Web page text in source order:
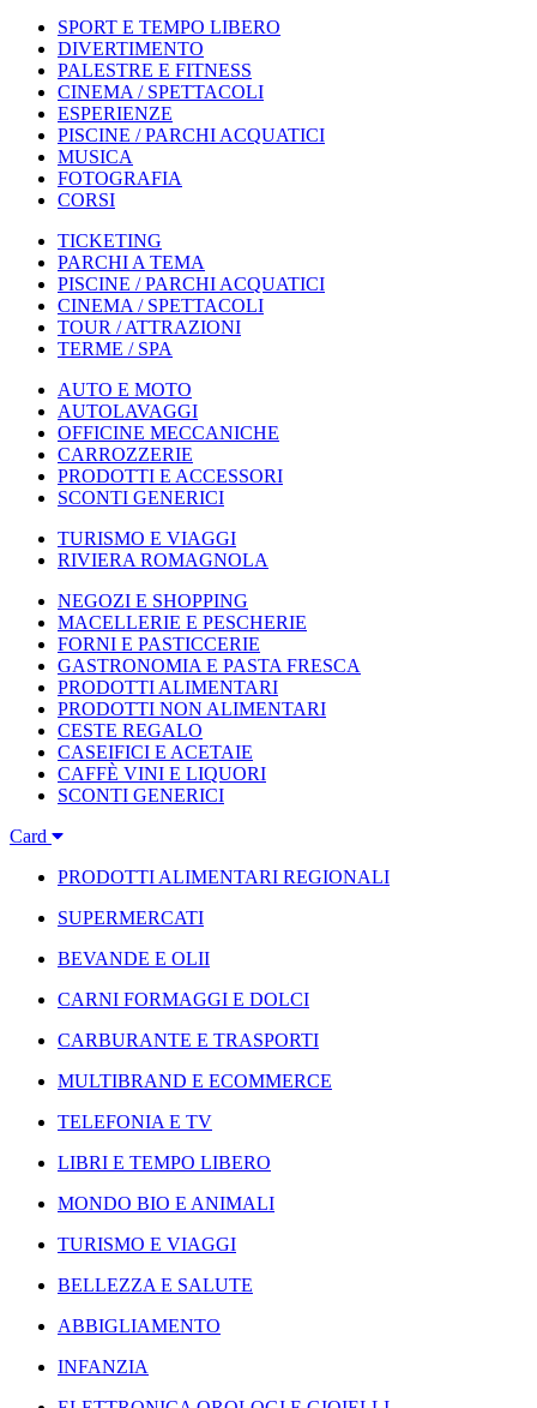
SPORT E TEMPO LIBERO
DIVERTIMENTO
PALESTRE E FITNESS
CINEMA / SPETTACOLI
ESPERIENZE
PISCINE / PARCHI ACQUATICI
MUSICA
FOTOGRAFIA
CORSI
TICKETING
PARCHI A TEMA
PISCINE / PARCHI ACQUATICI
CINEMA / SPETTACOLI
TOUR / ATTRAZIONI
TERME / SPA
AUTO E MOTO
AUTOLAVAGGI
OFFICINE MECCANICHE
CARROZZERIE
PRODOTTI E ACCESSORI
SCONTI GENERICI
TURISMO E VIAGGI
RIVIERA ROMAGNOLA
NEGOZI E SHOPPING
MACELLERIE E PESCHERIE
FORNI E PASTICCERIE
GASTRONOMIA E PASTA FRESCA
PRODOTTI ALIMENTARI
PRODOTTI NON ALIMENTARI
CESTE REGALO
CASEIFICI E ACETAIE
CAFFÈ VINI E LIQUORI
SCONTI GENERICI
Card
PRODOTTI ALIMENTARI REGIONALI
SUPERMERCATI
BEVANDE E OLII
CARNI FORMAGGI E DOLCI
CARBURANTE E TRASPORTI
MULTIBRAND E ECOMMERCE
TELEFONIA E TV
LIBRI E TEMPO LIBERO
MONDO BIO E ANIMALI
TURISMO E VIAGGI
BELLEZZA E SALUTE
ABBIGLIAMENTO
INFANZIA